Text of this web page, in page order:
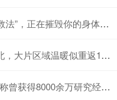
在摧毁你的身体！很多人中招
重返10月，说好的冷空气降温呢？
，不发工资被多家法院“限高”；其博导申报材料曝光